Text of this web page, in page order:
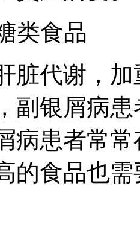
类食品
脏代谢，
副银屑病
病患者常
的食品也